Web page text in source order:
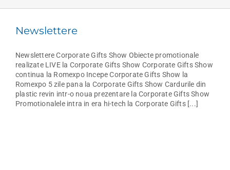
Newslettere
Newslettere Corporate Gifts Show Obiecte promotionale
realizate LIVE la Corporate Gifts Show Corporate Gifts Show
continua la Romexpo Incepe Corporate Gifts Show la
Romexpo 5 zile pana la Corporate Gifts Show Cardurile din
plastic revin intr-o noua prezentare la Corporate Gifts Show
Promotionalele intra in era hi-tech la Corporate Gifts [...]